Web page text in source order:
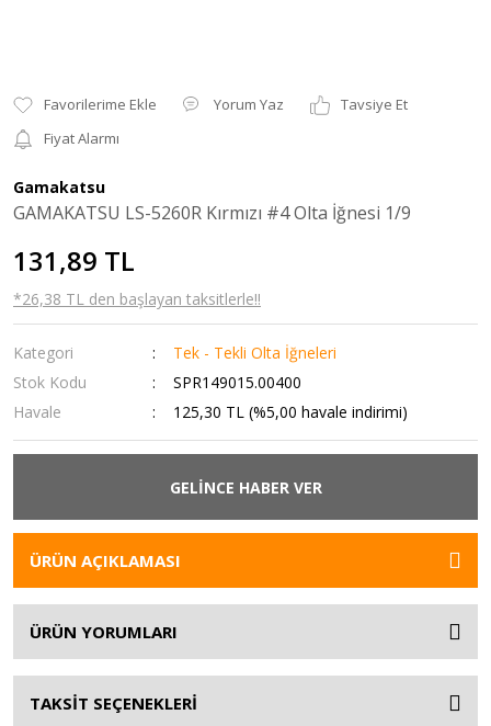
Yorum Yaz
Tavsiye Et
Fiyat Alarmı
Gamakatsu
GAMAKATSU LS-5260R Kırmızı #4 Olta İğnesi 1/9
131,89 TL
*26,38 TL den başlayan taksitlerle!!
Kategori
Tek - Tekli Olta İğneleri
Stok Kodu
SPR149015.00400
Havale
125,30 TL (%5,00 havale indirimi)
GELİNCE HABER VER
ÜRÜN AÇIKLAMASI
ÜRÜN YORUMLARI
TAKSİT SEÇENEKLERİ